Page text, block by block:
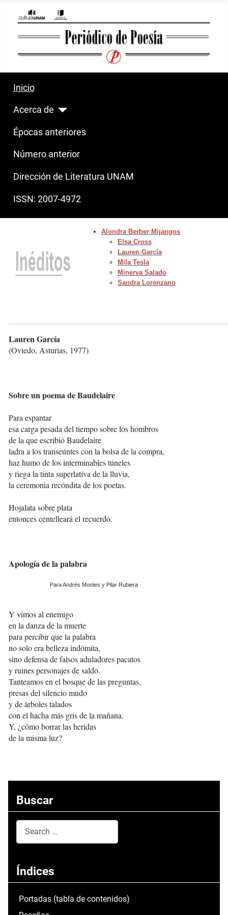
Inicio
Acerca de
Épocas anteriores
Número anterior
Dirección de Literatura UNAM
ISSN: 2007-4972
Alondra Berber Mijangos
Elsa Cross
Lauren García
Mila Tesla
Minerva Salado
Sandra Lorenzano
Lauren García
(Oviedo, Asturias, 1977)
Sobre un poema de Baudelaire
Para espantar
esa carga pesada del tiempo sobre los hombros
de la que escribió Baudelaire
ladra a los transeúntes con la bolsa de la compra,
haz humo de los interminables túneles
y riega la tinta superlativa de la lluvia,
la ceremonia recóndita de los poetas.
Hojalata sobre plata
entonces centelleará el recuerdo.
Apología de la palabra
Para Andrés Montes y Pilar Rubiera
Y vimos al enemigo
en la danza de la muerte
para percibir que la palabra
no solo era belleza indómita,
sino defensa de falsos aduladores pacatos
y ruines personajes de saldo.
Tanteamos en el bosque de las preguntas,
presas del silencio mudo
y de árboles talados
con el hacha más gris de la mañana.
Y, ¿cómo borrar las heridas
de la misma luz?
Buscar
Índices
Portadas (tabla de contenidos)